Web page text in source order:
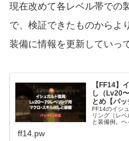
現在改めて各レベル帯での
で、検証できたものからよ
装備に情報を更新していっ
【FF14】
し（Lv20
とめ【パッ
FF14のイシ
リング（レベ
と装備例。ヘ
ff14.pw